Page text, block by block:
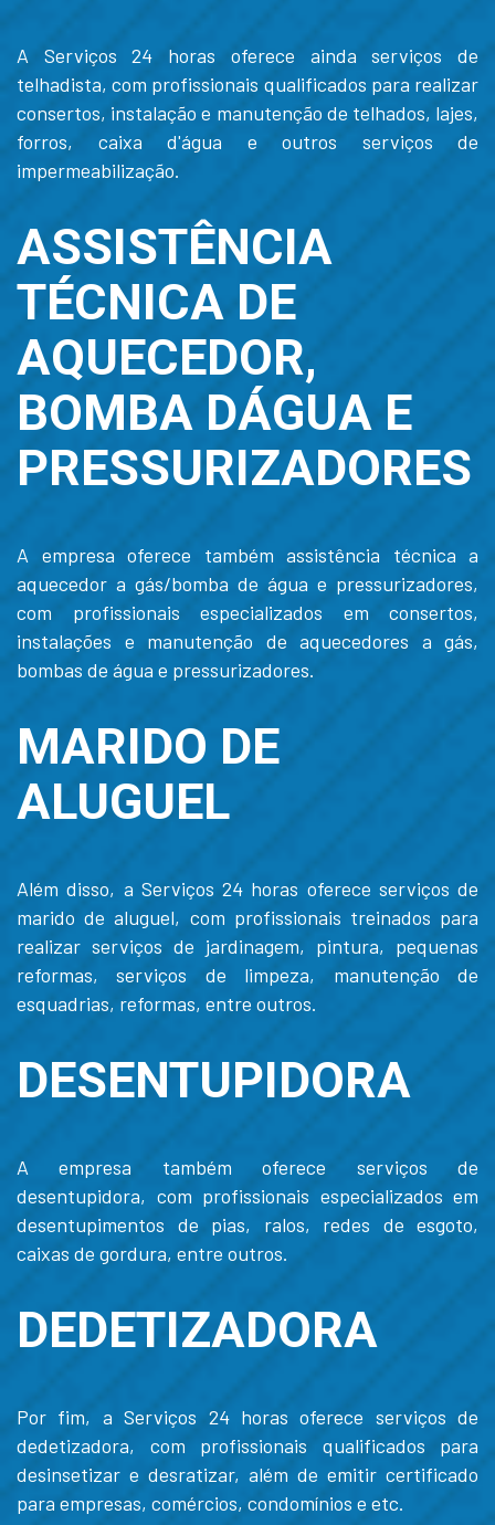
A Serviços 24 horas oferece ainda serviços de
telhadista, com profissionais qualificados para realizar
consertos, instalação e manutenção de telhados, lajes,
forros, caixa d'água e outros serviços de
impermeabilização.
ASSISTÊNCIA
TÉCNICA DE
AQUECEDOR,
BOMBA DÁGUA E
PRESSURIZADORES
A empresa oferece também assistência técnica a
aquecedor a gás/bomba de água e pressurizadores,
com profissionais especializados em consertos,
instalações e manutenção de aquecedores a gás,
bombas de água e pressurizadores.
MARIDO DE
ALUGUEL
Além disso, a Serviços 24 horas oferece serviços de
marido de aluguel, com profissionais treinados para
realizar serviços de jardinagem, pintura, pequenas
reformas, serviços de limpeza, manutenção de
esquadrias, reformas, entre outros.
DESENTUPIDORA
A empresa também oferece serviços de
desentupidora, com profissionais especializados em
desentupimentos de pias, ralos, redes de esgoto,
caixas de gordura, entre outros.
DEDETIZADORA
Por fim, a Serviços 24 horas oferece serviços de
dedetizadora, com profissionais qualificados para
desinsetizar e desratizar, além de emitir certificado
para empresas, comércios, condomínios e etc.